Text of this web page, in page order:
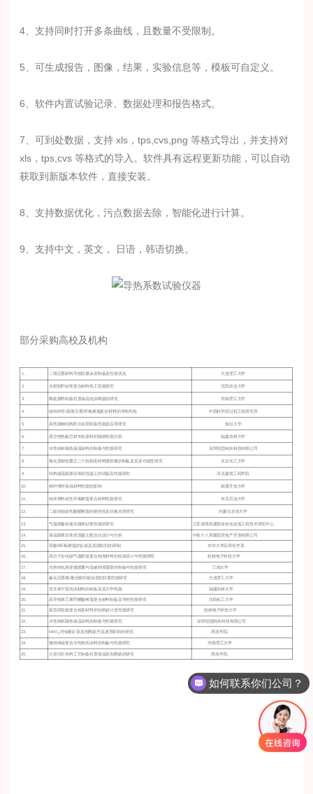
4、支持同时打开多条曲线，且数量不受限制。
5、可生成报告，图像，结果，实验信息等，模板可自定义。
6、软件内置试验记录、数据处理和报告格式。
7、可到处数据，支持 xls ，tps,cvs,png等格式导出，并支持对
xls ，tps,cvs等格式的导 入 。软件具有远程更新功能，可以自动
获取到新版本软件，直接安装。
8、支持数据优化，污点数据去除，智能化进行计算。
9、支持中文，英文， 日语，韩语切换。
部分采购高校及机构
1、 二维石墨材料导热防腐涂层制备及性能优化 大连理工大学
2、 水稻秸秆砂浆复合材料热工性能研究 沈阳农业大学
3、 陶瓷废料制备轻质保温泡沫陶瓷的研究 华南理工大学
4、 碳纳米管-膨胀石墨/环氧树脂复合材料的导热性能 中国科学院过程工程研究所
5、 高性能钢结构防火涂层制备性能及应用研究 烟台大学
6、 真空绝热板芯材木粉原料的隔热性能分析 福建农林大学
7、 水性纳米隔热保温涂料的制备与性能研究 深圳恒固纳米科技有限公司
8、 氧化亚铜包覆正二十烷相变材料微胶囊的制备及其多功能性研究 北京化工大学
9、 结构保温膨胀珍珠岩混凝土的试验及性能研究 河北建筑工程学院
10、 棉纤维对保温材料性能的影响 南通开放大学
11、 纳米填料改性环氧树脂复合材料性能研究 东北石油大学
12、 二硫化钼改性酚醛树脂的耐热性及抗氧化性研究 内蒙古农业大学
13、 气凝胶掺杂玻化微珠砂浆性能的研究 江苏省既有建筑绿色化改造工程技术研究中心
14、 保温膨胀珍珠岩混凝土配合比设计与分析 中铁十八局集团房地产开发有限公司
15、 双酚S环氧树脂的合成及其胶粘剂的研制 东华大学应用化学系
16、 高分子杂化碳气凝胶基复合相变材料的组装设计与性能研究 桂林电子科技大学
17、 光热转化相变微胶囊与温敏相变凝胶的制备与性能研究 江南大学
18、 氟化石墨烯/聚合物功能涂层的防腐性能研究 大连理工大学
19、 坚木单宁基泡沫材料的制备及其力学性能 福建农林大学
20、 高导热苯乙烯丙烯酸树脂复合材料制备及导热性能研究 沈阳化工大学
21、 新型高性能复合相变材料的结构设计及性能研究 桂林电子科技大学
22、 水性纳米隔热保温涂料的制备与性能研究 深圳恒固纳米科技有限公司
23、 MnO2对钼尾矿基发泡陶瓷升温速率影响的研究 商洛学院
24、 微纳米碳复合水性散热涂料的制备与性能研究 华南理工大学
25、 分层分区布料工艺制备轻质保温发泡陶瓷的研究 商洛学院
如何联系你们公司？